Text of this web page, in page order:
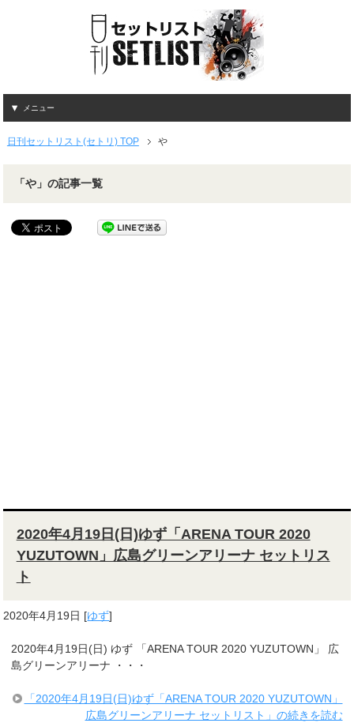
メニュー
日刊セットリスト(セトリ) TOP や
「や」の記事一覧
2020年4月19日(日)ゆず「ARENA TOUR 2020
YUZUTOWN」広島グリーンアリーナ セットリス
ト
2020年4月19日 [ゆず]
2020年4月19日(日) ゆず 「ARENA TOUR 2020 YUZUTOWN」 広
島グリーンアリーナ ・・・
「2020年4月19日(日)ゆず「ARENA TOUR 2020 YUZUTOWN」
広島グリーンアリーナ セットリスト」の続きを読む